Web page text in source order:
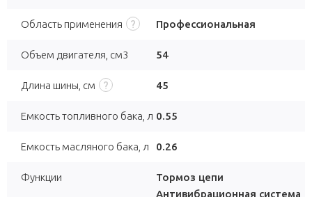
Область применения Профессиональная
Объем двигателя, см3 54
Длина шины, см 45
Емкость топливного бака, л 0.55
Емкость масляного бака, л 0.26
Функции
Тормоз цепи
Антивибрационная система